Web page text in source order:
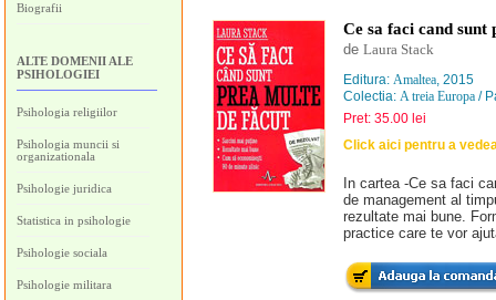
Biografii
ALTE DOMENII ALE
PSIHOLOGIEI
Psihologia religiilor
Psihologia muncii si
organizationala
Psihologie juridica
Statistica in psihologie
Psihologie sociala
Psihologie militara
Ce sa faci cand sunt
de Laura Stack
Editura: Amaltea, 2015
Colectia: A treia Europa /
Pret: 35.00 lei
Click aici pentru a
In cartea -Ce sa faci
de management al
rezultate mai bune.
practice care te vor